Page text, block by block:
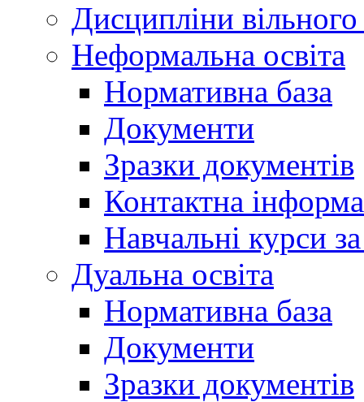
Дисципліни
Неформальна освіта
Нормативна база
Документи
Зразки документів
Контактна
Навчальні курси
Дуальна освіта
Нормативна база
Документи
Зразки документів